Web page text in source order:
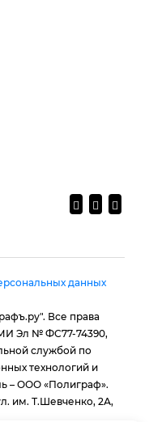
данных
Все права
Эл № ФС77-74390,
службой по
технологий и
– ООО «Полиграф».
им. Т.Шевченко, 2А,